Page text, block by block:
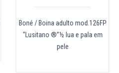
Boné / Boina adulto mod.126FP
“Lusitano ®”½ lua e pala em
pele